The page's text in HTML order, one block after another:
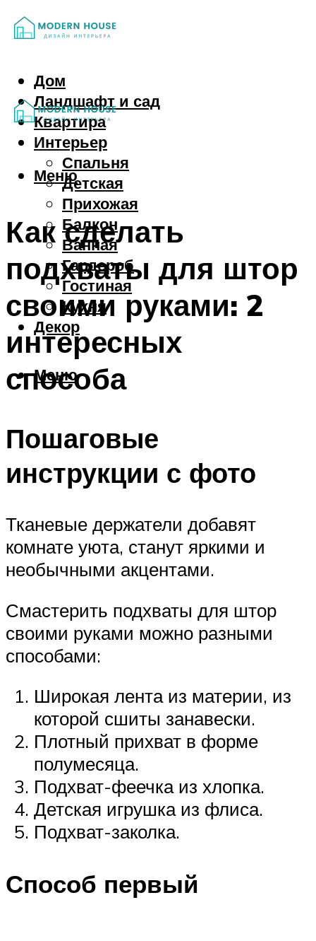
Дом
Ландшафт и сад
Квартира
Интерьер
Спальня
Детская
Прихожая
Балкон
Ванная
Гардероб
Гостиная
Кухня
Декор
Меню
Меню
Как сделать
подхваты для штор
своими руками: 2
интересных
способа
Пошаговые
инструкции с фото
Тканевые держатели добавят
комнате уюта, станут яркими и
необычными акцентами.
Смастерить подхваты для штор
своими руками можно разными
способами:
Широкая лента из материи, из
которой сшиты занавески.
Плотный прихват в форме
полумесяца.
Подхват-феечка из хлопка.
Детская игрушка из флиса.
Подхват-заколка.
Способ первый